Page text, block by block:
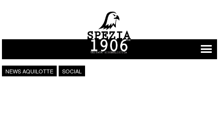
Vai al contenuto
NEWS AQUILOTTE SOCIAL